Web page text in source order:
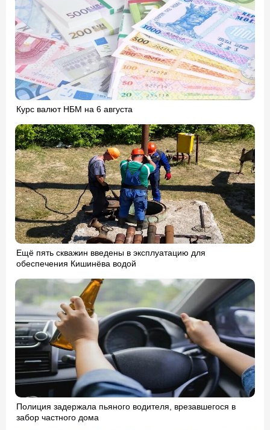
Курс валют НБМ на 6 августа
Ещё пять скважин введены в эксплуатацию для
обеспечения Кишинёва водой
Полиция задержала пьяного водителя, врезавшегося в
забор частного дома